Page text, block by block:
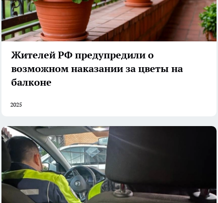
Жителей РФ предупредили о
возможном наказании за цветы на
балконе
2025